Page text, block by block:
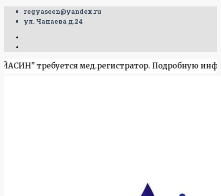
regyaseen@yandex.ru
ул. Чапаева д.24
требуется мед.регистратор. Подробную